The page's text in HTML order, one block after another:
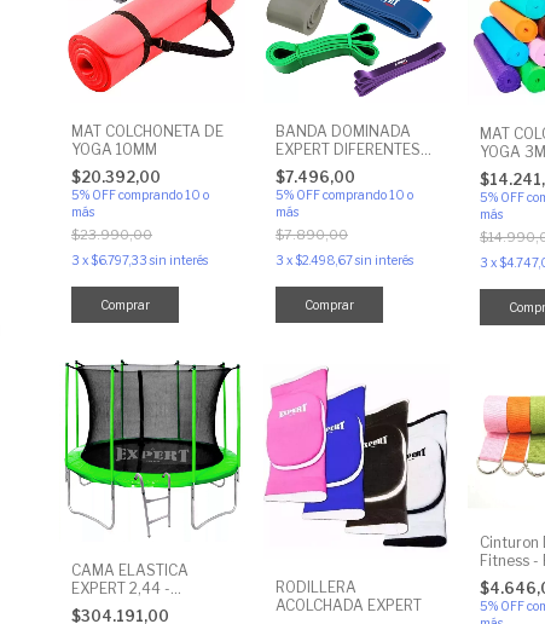
MAT COLCHONETA DE
YOGA 10MM
$20.392,00
5% OFFcomprando 10 o
más
$23.990,00
3 x$6.797,33 sin interés
Comprar
BANDA DOMINADA
EXPERT DIFERENTES
RESISTENCIA
CALISTENIA
$7.496,00
5% OFFcomprando 10 o
más
$7.890,00
3 x$2.498,67sin interés
Comprar
MAT
YOGA
5% OFF
más
3 x
CAMA ELASTICA
EXPERT 2,44 -
Reforzada Incluye
$304.191,00
RODILLERA
ACOLCHADA EXPERT
Cinturon
Fitness -
4mts)
5% OFF